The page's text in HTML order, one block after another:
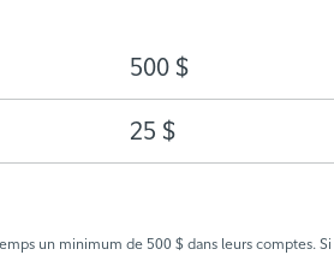
500 $
25 $
un minimum de 500 $ dans leurs comptes.